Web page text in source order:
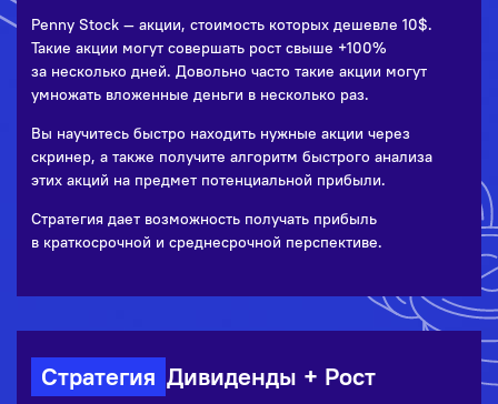
Penny Stock — акции, стоимость которых дешевле 10$.
Такие акции могут совершать рост свыше +100%
за несколько дней. Довольно часто такие акции могут
умножать вложенные деньги в несколько раз.
Вы научитесь быстро находить нужные акции через
скринер, а также получите алгоритм быстрого анализа
этих акций на предмет потенциальной прибыли.
Стратегия дает возможность получать прибыль
в краткосрочной и среднесрочной перспективе.
Стратегия Дивиденды + Рост